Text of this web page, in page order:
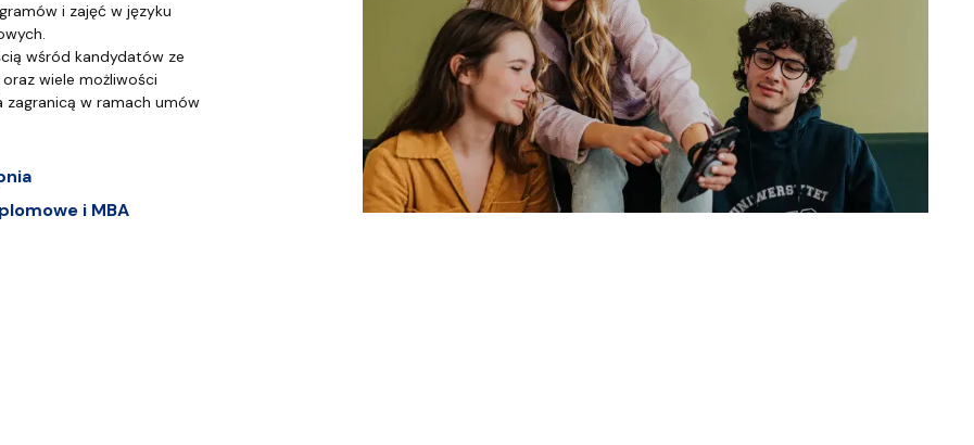
i zajęć w języku
wśród kandydatów ze
wiele możliwości
w ramach umów
i MBA